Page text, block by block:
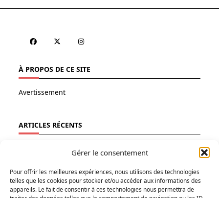
Gérer le consentement
Pour offrir les meilleures expériences, nous utilisons des technologies
telles que les cookies pour stocker et/ou accéder aux informations des
appareils. Le fait de consentir à ces technologies nous permettra de
À PROPOS DE CE SITE
Avertissement
ARTICLES RÉCENTS
Vertiges
Temps libre